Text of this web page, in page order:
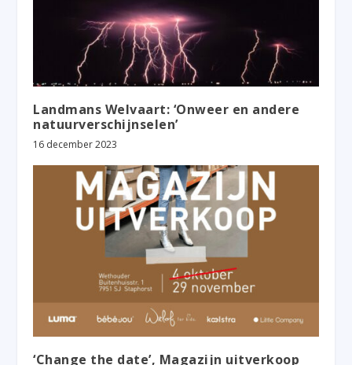
Landmans Welvaart: ‘Onweer en andere
natuurverschijnselen’
16 december 2023
‘Change the date’, Magazijn uitverkoop